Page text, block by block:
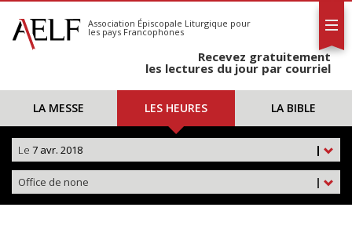
S'abonner
Calendrier
Association Épiscopale Liturgique pour
les pays Francophones
Recevez gratuitement
les lectures du jour par courriel
LA MESSE LES HEURES LA BIBLE
|
Le 7 avr. 2018
|
Office de none